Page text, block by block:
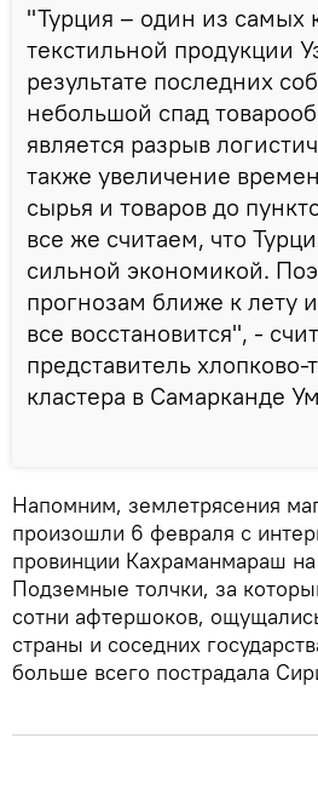
"Турция – один из самых
текстильной продукции
результате последних
небольшой спад
является разрыв
также увеличение
сырья и товаров до
все же считаем, что
сильной экономикой.
прогнозам ближе к лету
все восстановится", -
представитель хлопково-
кластера в Самарканде
Напомним, землетрясения
произошли 6 февраля с
провинции Кахраманмараш
Подземные толчки, за
сотни афтершоков,
страны и соседних
больше всего пострадала